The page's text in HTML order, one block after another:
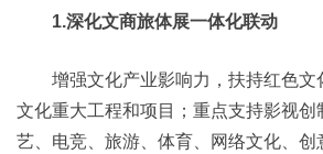
1.深化文商旅体展一体化联动
增强文化产业影响力，扶持红色文
文化重大工程和项目；重点支持影视创
艺、电竞、旅游、体育、网络文化、创